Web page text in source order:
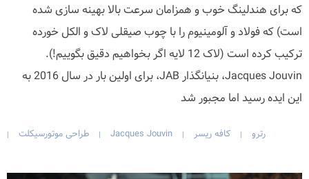
که برای هندلینگ خوب و همزامان سرعت بالا بهینه سازی شده
است) که فولاد و آلومینیوم را با چوب صیقلی لاک و الکل خورده
ترکیب کرده است (لاک 12 لایه اگر بخواهیم دقیق بگوییم!).
Jacques Jouvin، بنیانگذار JAB، برای اولین بار در سال 2016 به
این ایده رسید اما مجبور شد
رترو | کافه ریسر |
Jacques Jouvin
| طراحی موتورسیکلت |